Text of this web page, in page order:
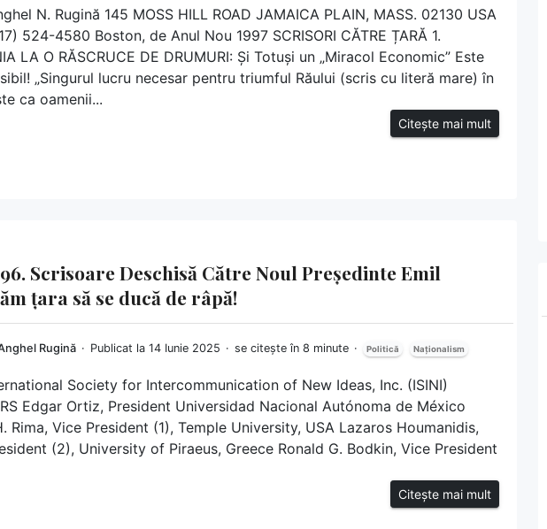
N. Rugină 145 MOSS HILL ROAD JAMAICA PLAIN, MASS. 02130 USA
524-4580 Boston, de Anul Nou 1997 SCRISORI CĂTRE ȚARĂ 1.
LA O RĂSCRUCE DE DRUMURI: Și Totuși un „Miracol Economic” Este
„Singurul lucru necesar pentru triumful Răului (scris cu literă mare) în
ca oamenii...
Citește mai mult
Scrisoare Deschisă Către Noul Președinte Emil
țara să se ducă de râpă!
Rugină Publicat la 14 Iunie 2025 se citește în 8 minute Politică Naționalism
Society for Intercommunication of New Ideas, Inc. (ISINI)
Edgar Ortiz, President Universidad Nacional Autónoma de México
Rima, Vice President (1), Temple University, USA Lazaros Houmanidis,
(2), University of Piraeus, Greece Ronald G. Bodkin, Vice President
Citește mai mult